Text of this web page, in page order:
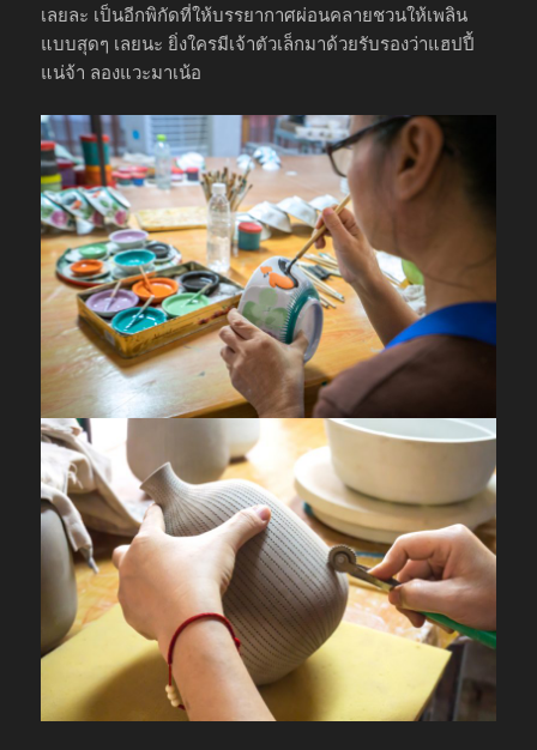
เลยละ เป็นอีกพิกัดที่ให้บรรยากาศผ่อนคลายชวนให้เพลิน
แบบสุดๆ เลยนะ ยิ่งใครมีเจ้าตัวเล็กมาด้วยรับรองว่าแฮปปี้
แน่จ้า ลองแวะมาเน้อ